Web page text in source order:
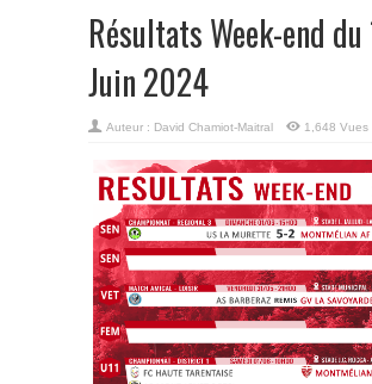
Résultats Week-end
Juin 2024
Auteur : David Chamiot-Maitral 1,648 Vues